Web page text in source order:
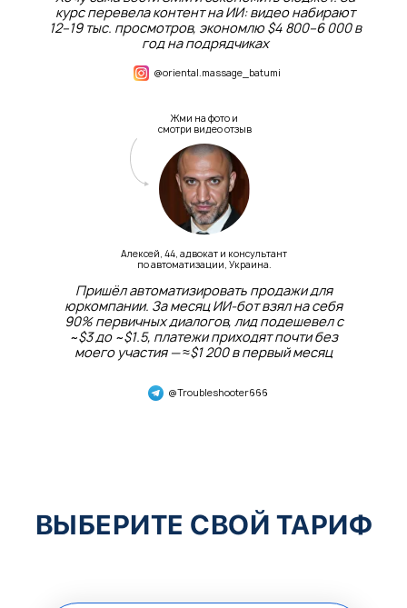
курс перевела контент на ИИ: видео набирают
12–19 тыс. просмотров, экономлю $4 800–6 000 в
год на подрядчиках
Пришёл автоматизировать продажи для
юркомпании. За месяц ИИ-бот взял на себя
90% первичных диалогов, лид подешевел с
~$3 до ~$1.5, платежи приходят почти без
моего участия — ≈$1 200 в первый месяц
Алексей, 44, адвокат и консультант
по автоматизации, Украина.
Жми на фото и
смотри видео отзыв
@oriental.massage_batumi
@Troubleshooter666
ВЫБЕРИТЕ СВОЙ ТАРИФ